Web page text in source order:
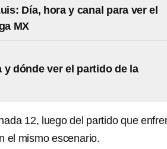
Día, hora y canal para ver el
MX
dónde ver el partido de la
12, luego del partido que
el mismo escenario.